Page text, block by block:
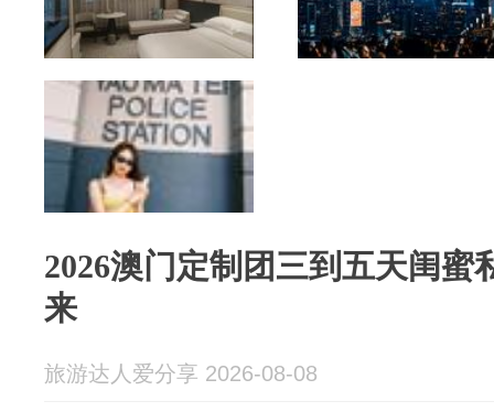
2026澳门定制团三到五天闺蜜
来
旅游达人爱分享 2026-08-08